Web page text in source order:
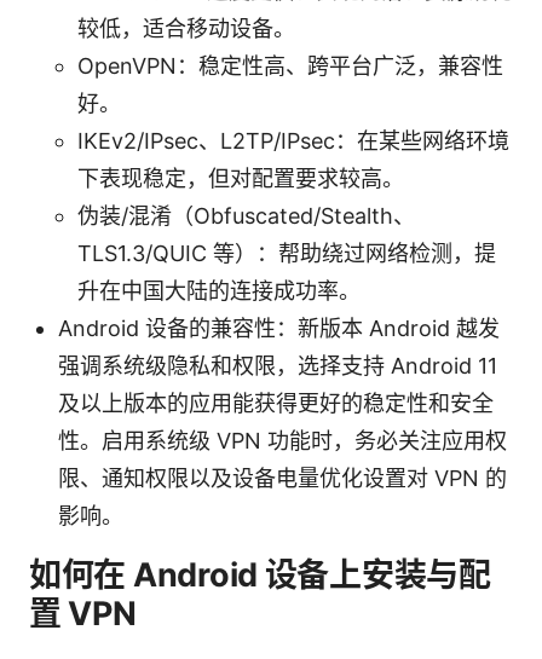
较低，适合移动设备。
OpenVPN：稳定性高、跨平台广泛，兼容性
好。
IKEv2/IPsec、L2TP/IPsec：在某些网络环境
下表现稳定，但对配置要求较高。
伪装/混淆（Obfuscated/Stealth、
TLS1.3/QUIC 等）：帮助绕过网络检测，提
升在中国大陆的连接成功率。
Android 设备的兼容性：新版本 Android 越发
强调系统级隐私和权限，选择支持 Android 11
及以上版本的应用能获得更好的稳定性和安全
性。启用系统级 VPN 功能时，务必关注应用权
限、通知权限以及设备电量优化设置对 VPN 的
影响。
如何在 Android 设备上安装与配
置 VPN